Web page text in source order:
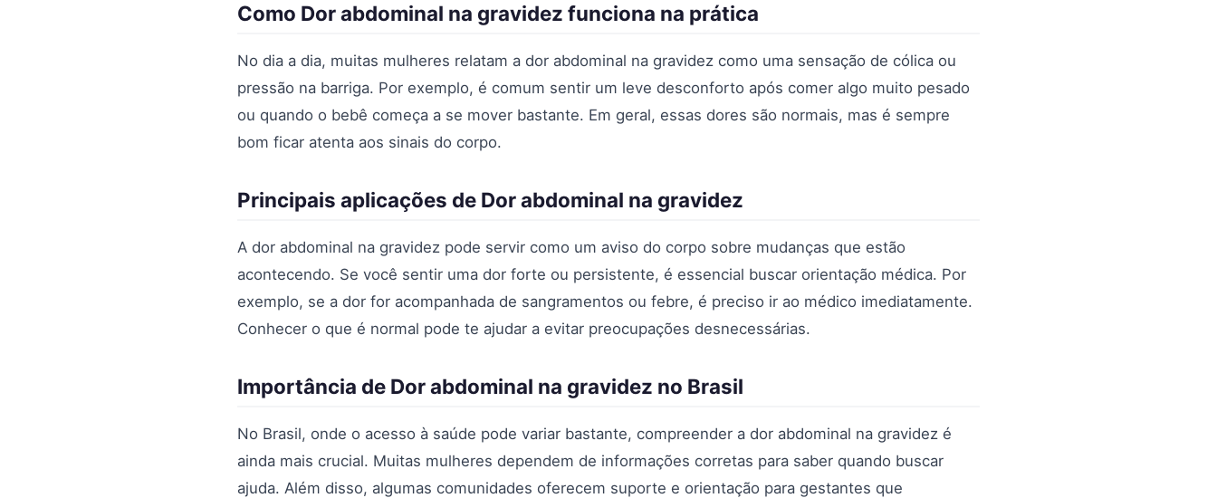
Como Dor abdominal na gravidez funciona na prática
No dia a dia, muitas mulheres relatam a dor abdominal na gravidez como uma sensação de cólica ou
pressão na barriga. Por exemplo, é comum sentir um leve desconforto após comer algo muito pesado
ou quando o bebê começa a se mover bastante. Em geral, essas dores são normais, mas é sempre
bom ficar atenta aos sinais do corpo.
Principais aplicações de Dor abdominal na gravidez
A dor abdominal na gravidez pode servir como um aviso do corpo sobre mudanças que estão
acontecendo. Se você sentir uma dor forte ou persistente, é essencial buscar orientação médica. Por
exemplo, se a dor for acompanhada de sangramentos ou febre, é preciso ir ao médico imediatamente.
Conhecer o que é normal pode te ajudar a evitar preocupações desnecessárias.
Importância de Dor abdominal na gravidez no Brasil
No Brasil, onde o acesso à saúde pode variar bastante, compreender a dor abdominal na gravidez é
ainda mais crucial. Muitas mulheres dependem de informações corretas para saber quando buscar
ajuda. Além disso, algumas comunidades oferecem suporte e orientação para gestantes que